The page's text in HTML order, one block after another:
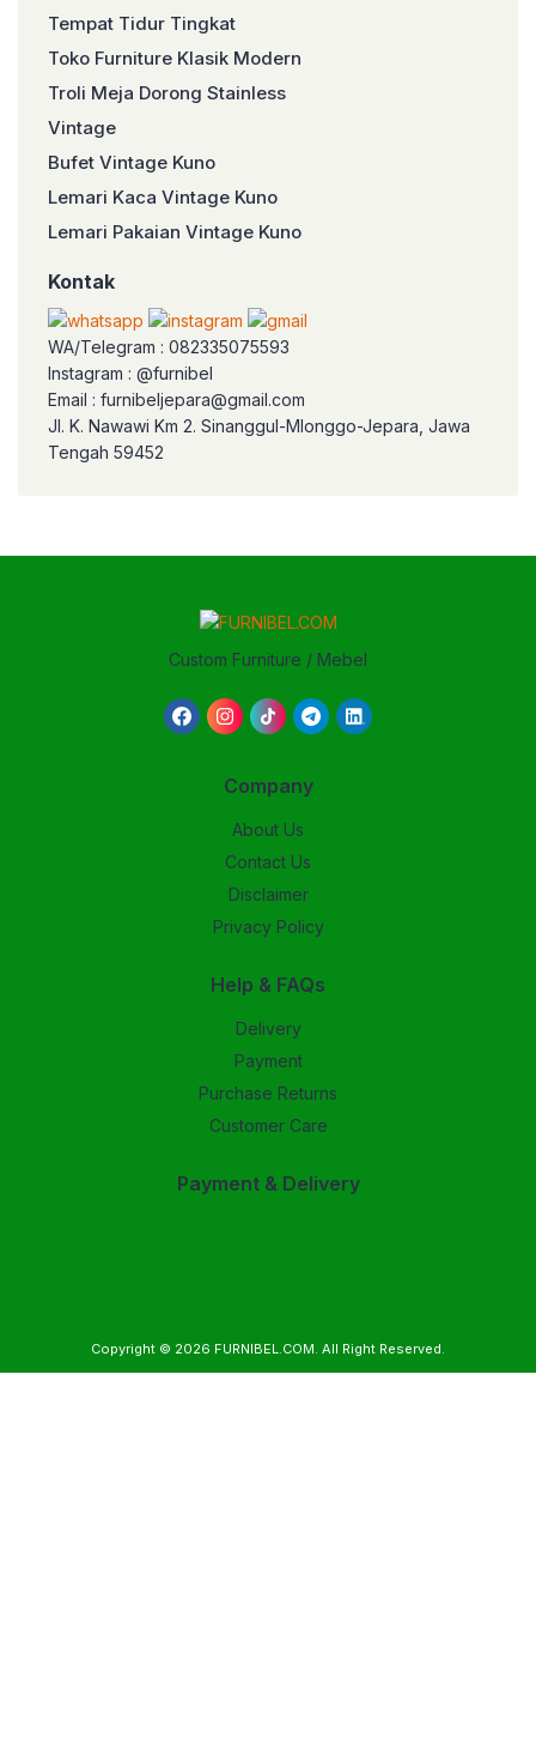
Tempat Tidur Tingkat
Toko Furniture Klasik Modern
Troli Meja Dorong Stainless
Vintage
Bufet Vintage Kuno
Lemari Kaca Vintage Kuno
Lemari Pakaian Vintage Kuno
Kontak
WA/Telegram : 082335075593
Instagram : @furnibel
Email : furnibeljepara@gmail.com
Jl. K. Nawawi Km 2. Sinanggul-Mlonggo-Jepara, Jawa
Tengah 59452
Custom Furniture / Mebel
Company
About Us
Contact Us
Disclaimer
Privacy Policy
Help & FAQs
Delivery
Payment
Purchase Returns
Customer Care
Payment & Delivery
Copyright © 2026 FURNIBEL.COM. All Right Reserved.